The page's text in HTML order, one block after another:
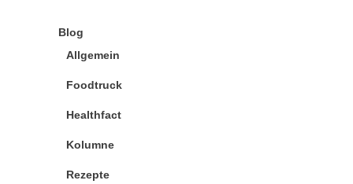
Blog
Allgemein
Foodtruck
Healthfact
Kolumne
Rezepte